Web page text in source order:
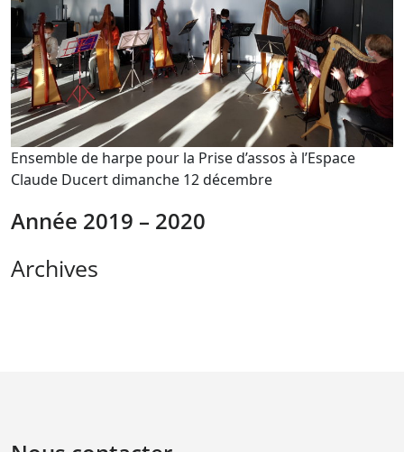
Ensemble de harpe pour la Prise d’assos à l’Espace
Claude Ducert dimanche 12 décembre
Année 2019 – 2020
Archives